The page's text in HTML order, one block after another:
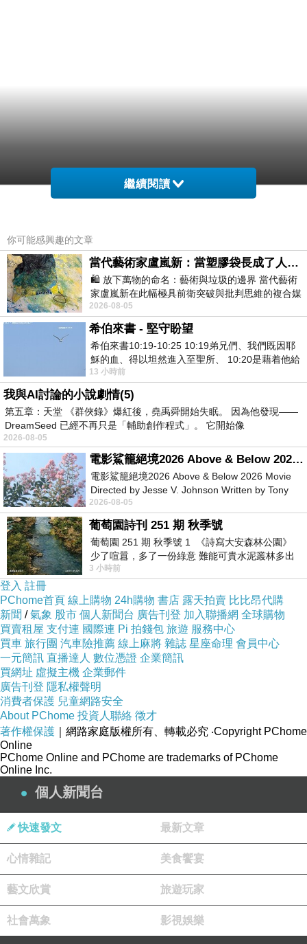
繼續閱讀
你可能感興趣的文章
當代藝術家盧嵐新：當塑膠袋長成了人的模樣，我們的目光是否學會了放下偏見？
🛍️ 放下萬物的命名：藝術與垃圾的邊界 當代藝術
家盧嵐新在此幅極具前衛突破與批判思維的複合媒
材新作中，直接將被大眾定義為廢棄物
2026-08-05
希伯來書 - 堅守盼望
希伯來書10:19-10:25 10:19弟兄們、我們既因耶
穌的血、得以坦然進入至聖所、 10:20是藉着他給
我們開了一條又新又活的路從幔子經過
13 小時前
我與AI討論的小說劇情(5)
第五章：天堂 《群俠錄》爆紅後，堯禹舜開始失眠。 因為他發現——
DreamSeed 已經不再只是「輔助創作程式」。 它開始像
2026-08-05
電影鯊籠絕境2026 Above & Below 2026 Movie
電影鯊籠絕境2026 Above & Below 2026 Movie
Directed by Jesse V. Johnson Written by Tony
Giordano Starring Laura Maran
2026-08-05
葡萄園詩刊 251 期 秋季號
葡萄園 251 期 秋季號 1 《詩寫大安森林公園》
少了喧囂，多了一份綠意 難能可貴水泥叢林多出
一
3 小時前
登入 註冊
PChome首頁 線上購物 24h購物 書店 露天拍賣 比比昂代購
新聞 /氣象 股市 個人新聞台 廣告刊登 加入聯播網 全球購物
買賣租屋 支付連 國際連 Pi 拍錢包 旅遊 服務中心
買車 旅行團 汽車險推薦 線上麻將 雜誌 星座命理 會員中心
一元簡訊 直播達人 數位憑證 企業簡訊
買網址 虛擬主機 企業郵件
廣告刊登 隱私權聲明
消費者保護 兒童網路安全
About PChome 投資人聯絡 徵才
著作權保護 ｜網路家庭版權所有、轉載必究 ‧Copyright PChome
Online
PChome Online and PChome are trademarks of PChome
Online Inc.
個人新聞台
快速發文 最新文章
心情雜記 美食饗宴
藝文欣賞 旅遊玩家
社會萬象 影視娛樂